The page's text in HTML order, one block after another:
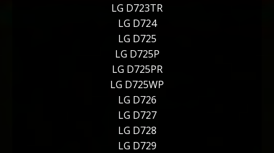
LG D723TR
LG D724
LG D725
LG D725P
LG D725PR
LG D725WP
LG D726
LG D727
LG D728
LG D729